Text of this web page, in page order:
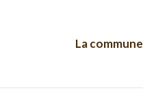
La commune